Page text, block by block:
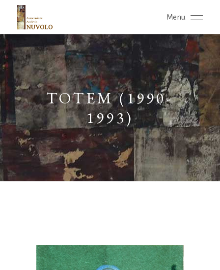
Menu
TOTEM (1990-
1993)